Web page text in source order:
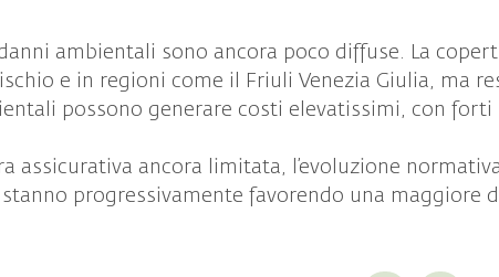
ambientali sono ancora poco diffuse. La
e in regioni come il Friuli Venezia Giulia, ma
possono generare costi elevatissimi, con
assicurativa ancora limitata, l’evoluzione
progressivamente favorendo una maggiore